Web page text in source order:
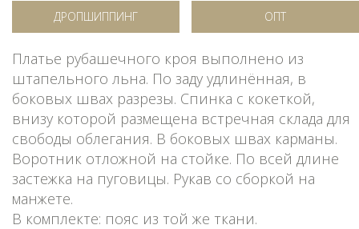
ДРОПШИППИНГ ОПТ
Платье рубашечного кроя выполнено из
штапельного льна. По заду удлинённая, в
боковых швах разрезы. Спинка с кокеткой,
внизу которой размещена встречная склада для
свободы облегания. В боковых швах карманы.
Воротник отложной на стойке. По всей длине
застежка на пуговицы. Рукав со сборкой на
манжете.
В комплекте: пояс из той же ткани.